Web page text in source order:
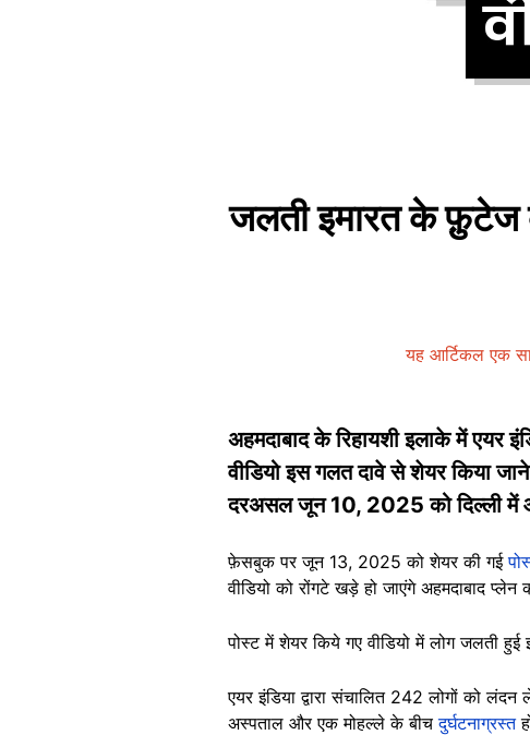
जलती इमारत के फ़ुटेज
यह आर्टिकल एक
अहमदाबाद के रिहायशी इलाके में एयर
वीडियो इस गलत दावे से शेयर किया
दरअसल जून 10, 2025 को दिल्ली में
फ़ेसबुक पर जून 13, 2025 को शेयर की गई
वीडियो को रोंगटे खड़े हो जाएंगे अहमदाबाद
पोस्ट में शेयर किये गए वीडियो में लोग जलती
एयर इंडिया द्वारा संचालित 242 लोगों को
अस्पताल और एक मोहल्ले के बीचदुर्घटनाग्रस्त